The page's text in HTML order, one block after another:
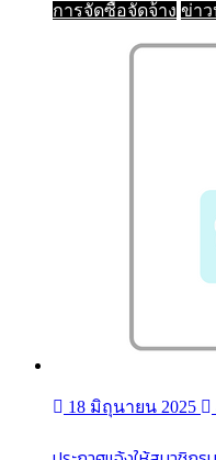
การจัดซื้อจัดจ้าง ข่าว
18 มิถุนายน 2025